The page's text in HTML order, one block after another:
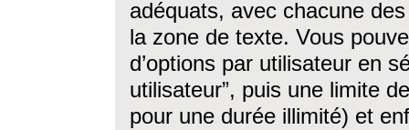
adéquats, avec chacune
la zone de texte. Vous
d’options par utilisateur en
utilisateur”, puis une limite
pour une durée illimité) et